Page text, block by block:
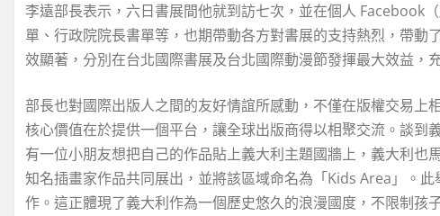
李遠部長表示，六日書展間他就到訪七次，並在個人 Facebook
單、行政院院長書單等，也期帶動各方對書展的支持熱烈，帶
效顯著，分別在台北國際書展及台北國際動漫節發揮最大效益，
部長也對國際出版人之間的友好情誼所感動，不僅在版權交易上
核心價值在於提供一個平台，讓全球出版商得以相聚交流。談到
有一位小朋友想把自己的作品貼上義大利主題國牆上，義大利
知名插畫家作品共同展出，並將該區域命名為「Kids Area」。
作。這正體現了義大利作為一個歷史悠久的浪漫國度，不限制孩